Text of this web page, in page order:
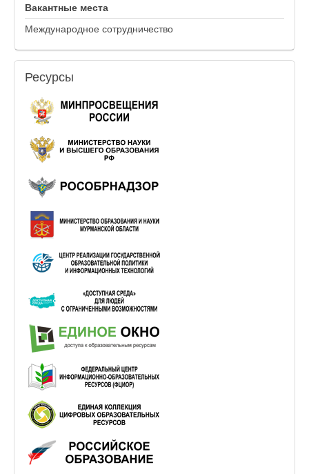
Вакантные места
Международное сотрудничество
Ресурсы